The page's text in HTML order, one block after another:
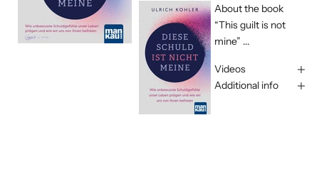
About the book
“This guilt is not
mine” ...
Videos
Additional info